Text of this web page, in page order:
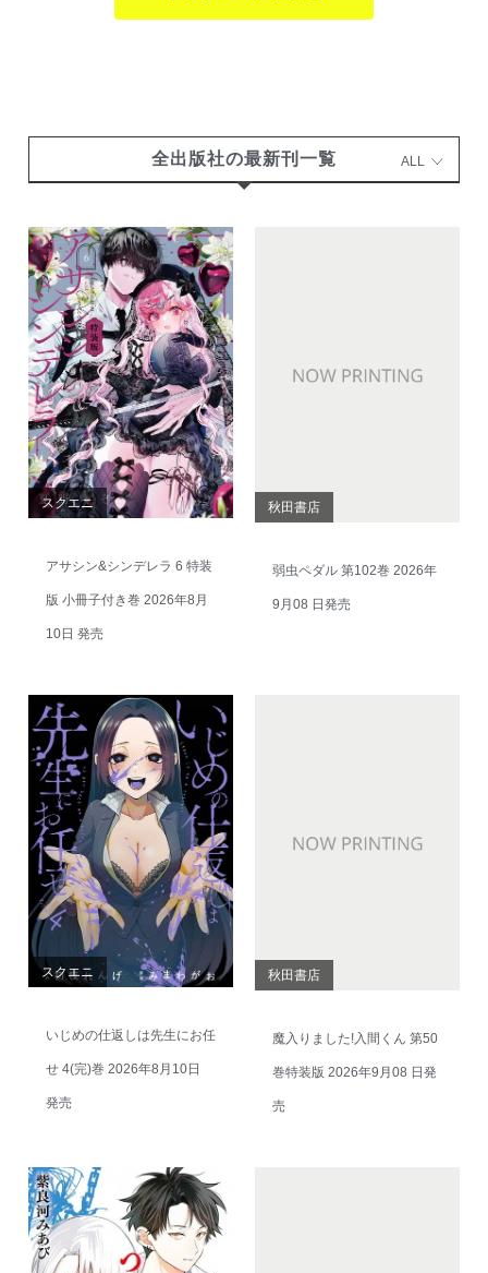
全出版社の最新刊一覧 ALL
スクエニ
アサシン&シンデレラ 6 特装
版 小冊子付き巻 2026年8月
10日 発売
秋田書店
弱虫ペダル 第102巻 2026年
9月08 日発売
スクエニ
いじめの仕返しは先生にお任
せ 4(完)巻 2026年8月10日
発売
秋田書店
魔入りました!入間くん 第50
巻特装版 2026年9月08 日発
売